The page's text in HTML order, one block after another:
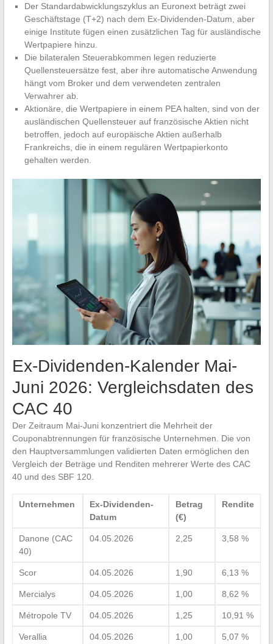
Der Standardabwicklungszyklus an Euronext beträgt zwei
Geschäftstage (T+2) nach dem Ex-Dividenden-Datum, aber
einige Institute fügen einen zusätzlichen Tag für ausländische
Wertpapiere hinzu.
Die bilateralen Steuerabkommen legen reduzierte
Quellensteuersätze fest, aber ihre automatische Anwendung
hängt vom Broker und dem verwendeten zentralen
Verwahrer ab.
Aktionäre, die Wertpapiere in einem PEA halten, sind von der
ausländischen Quellensteuer auf französische Aktien nicht
betroffen, jedoch auf europäische Aktien außerhalb
Frankreichs, die in einem regulären Wertpapierkonto
gehalten werden.
Ex-Dividenden-Kalender Mai-
Juni 2026: Vergleichsdaten des
CAC 40
Der Zeitraum Mai-Juni konzentriert die Mehrheit der
Couponabtrennungen für französische Unternehmen. Die von
den Hauptversammlungen validierten Daten ermöglichen den
Vergleich der Beträge und Renditen mehrerer Werte des CAC
40 und des SBF 120.
Unternehmen
Ex-Dividenden-
Datum
Betrag
(€)
Rendite
Danone (CAC
40)
04.05.2026 2,25 3,58 %
Scor 04.05.2026 1,90 6,13 %
Mercialys 04.05.2026 1,00 8,62 %
Métropole TV 04.05.2026 1,25 10,91 %
Verallia 04.05.2026 1,00 5,07 %